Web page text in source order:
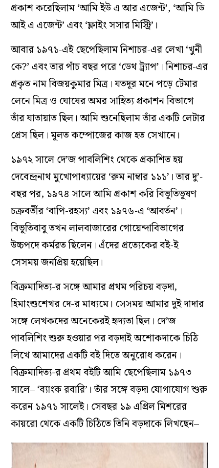
প্রকাশ করেছিলাম ‘আমি ইউ এ আর এজেন্ট’, ‘আমি ডি
আই এ এজেন্ট’ এবং ‘ফ্লাইং সসার মিস্ট্রি’।
আবার ১৯৭১-এই ছেপেছিলাম নিশাচর-এর লেখা ‘খুনী
কে?’ এবং তার পাঁচ বছর পরে ‘ডেথ ট্র্যাপ’। নিশাচর-এর
প্রকৃত নাম বিজয়কুমার মিত্র। যতদূর মনে পড়ে টেমার
লেনে মিত্র ও ঘোষের অমর সাহিত্য প্রকাশন বিভাগে
তাঁর যাতায়াত ছিল। আমি শুনেছিলাম তাঁর একটি লেটার
প্রেস ছিল। মূলত কম্পোজের কাজ হত সেখানে।
১৯৭২ সালে দে’জ পাবলিশিং থেকে প্রকাশিত হয়
দেবেন্দ্রনাথ মুখোপাধ্যায়ের ‘রুম নাম্বার ১১১’। তার দু’-
বছর পর, ১৯৭৪ সালে আমি প্রকাশ করি বিভূতিভূষণ
চক্রবর্তীর ‘বাপি-রহস্য’ এবং ১৯৭৬-এ ‘আবর্তন’।
বিভূতিবাবু তখন লালবাজারের গোয়েন্দাবিভাগের
উচ্চপদে কর্মরত ছিলেন। এঁদের প্রত্যেকের বই-ই
সেসময় জনপ্রিয় হয়েছিল।
বিক্রমাদিত্য-র সঙ্গে আমার প্রথম পরিচয় বড়দা,
হিমাংশুশেখর দে-র মাধ্যমে। সেসময় আমার দুই দাদার
সঙ্গে লেখকদের অনেকেরই হৃদ্যতা ছিল। দে’জ
পাবলিশিং শুরু হওয়ার পর বড়দাই অশোকদাকে চিঠি
লিখে আমাদের একটি বই দিতে অনুরোধ করেন।
বিক্রমাদিত্য-র প্রথম বইটি আমি ছেপেছিলাম ১৯৭৩
সালে– ‘ব্যাংক রবারি’। তাঁর সঙ্গে বড়দা যোগাযোগ শুরু
করেন ১৯৭১ সালেই। সেবছর ১৯ এপ্রিল মিশরের
কায়রো থেকে একটি চিঠিতে তিনি বড়দাকে লিখছেন–